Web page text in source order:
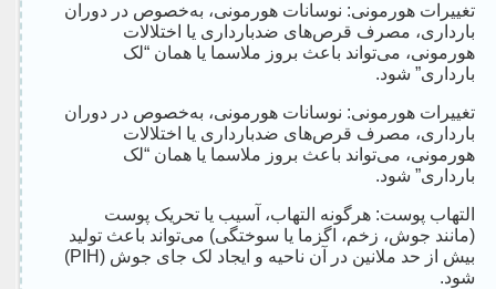
تغییرات هورمونی: نوسانات هورمونی، به‌خصوص در دوران
بارداری، مصرف قرص‌های ضدبارداری یا اختلالات
هورمونی، می‌تواند باعث بروز ملاسما یا همان “لک
بارداری” شود.
تغییرات هورمونی: نوسانات هورمونی، به‌خصوص در دوران
بارداری، مصرف قرص‌های ضدبارداری یا اختلالات
هورمونی، می‌تواند باعث بروز ملاسما یا همان “لک
بارداری” شود.
التهاب پوست: هرگونه التهاب، آسیب یا تحریک پوست
(مانند جوش، زخم، اگزما یا سوختگی) می‌تواند باعث تولید
بیش از حد ملانین در آن ناحیه و ایجاد لک جای جوش (PIH)
شود.